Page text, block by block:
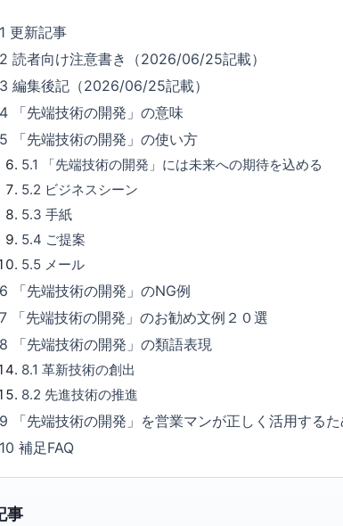
1更新記事
2読者向け注意書き（2026/06/25記載）
3編集後記（2026/06/25記載）
4
「先端技術の開発」の意味
5
「先端技術の開発」の使い方
5.1
「先端技術の開発」には未来への期待を込める
5.2 ビジネスシーン
5.3 手紙
5.4 ご提案
5.5 メール
6
「先端技術の開発」のNG例
7
「先端技術の開発」のお勧め文例２０選
8
「先端技術の開発」の類語表現
8.1 革新技術の創出
8.2 先進技術の推進
9
「先端技術の開発」を営業マンが正しく活用するた
10補足FAQ
事